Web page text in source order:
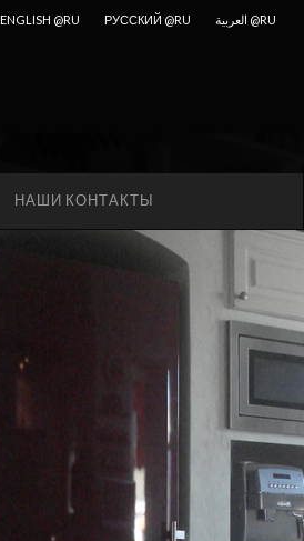
ENGLISH @RU РУССКИЙ @RU العربية @RU
НАШИ КОНТАКТЫ